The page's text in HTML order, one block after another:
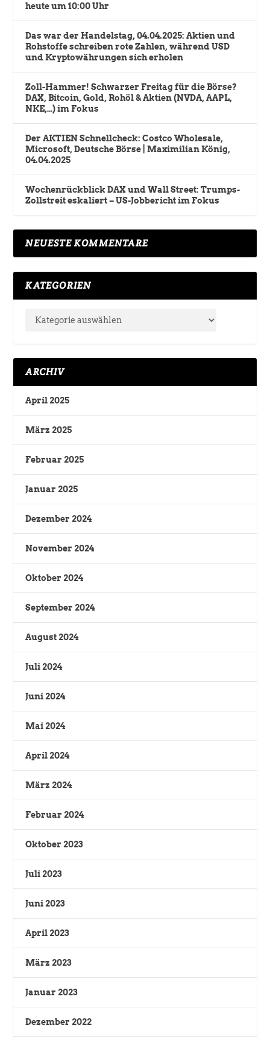
heute um 10:00 Uhr
Das war der Handelstag, 04.04.2025: Aktien und
Rohstoffe schreiben rote Zahlen, während USD
und Kryptowährungen sich erholen
Zoll-Hammer! Schwarzer Freitag für die Börse?
DAX, Bitcoin, Gold, Rohöl & Aktien (NVDA, AAPL,
NKE,…) im Fokus
Der AKTIEN Schnellcheck: Costco Wholesale,
Microsoft, Deutsche Börse | Maximilian König,
04.04.2025
Wochenrückblick DAX und Wall Street: Trumps-
Zollstreit eskaliert – US-Jobbericht im Fokus
NEUESTE KOMMENTARE
KATEGORIEN
ARCHIV
April 2025
März 2025
Februar 2025
Januar 2025
Dezember 2024
November 2024
Oktober 2024
September 2024
August 2024
Juli 2024
Juni 2024
Mai 2024
April 2024
März 2024
Februar 2024
Oktober 2023
Juli 2023
Juni 2023
April 2023
März 2023
Januar 2023
Dezember 2022